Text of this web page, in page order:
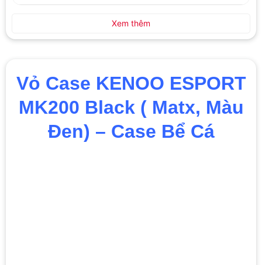
Vỏ Case KENOO ESPORT
MK200 Black ( Matx, Màu
Đen) – Case Bể Cá
Xem thêm